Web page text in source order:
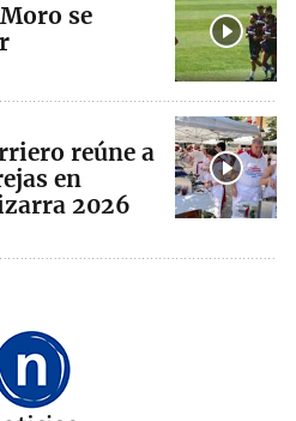
se
reúne a
en
2026